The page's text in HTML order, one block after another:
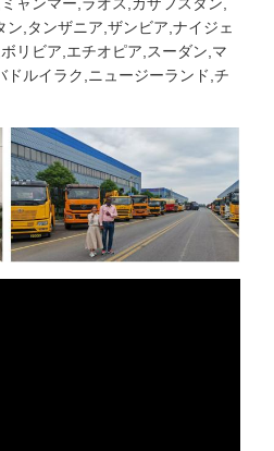
ャンマー,ラオス,カザフスタン,
ン,タンザニア,ザンビア,ナイジェ
リビア,エチオピア,スーダン,マ
ドルイラク,ニュージーランド,チ